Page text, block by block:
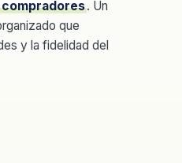
. Un
que
y la fidelidad del